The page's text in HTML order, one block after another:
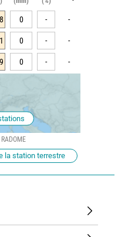
0 - -
0 - -
0 - -
la station terrestre